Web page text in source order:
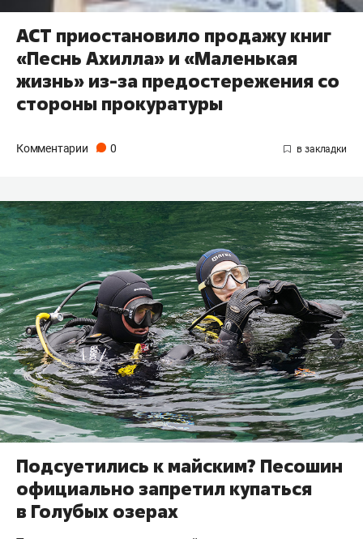
АСТ приостановило продажу книг
«Песнь Ахилла» и «Маленькая
жизнь» из-за предостережения со
стороны прокуратуры
Комментарии 0
Подсуетились к майским? Песошин
официально запретил купаться
в Голубых озерах